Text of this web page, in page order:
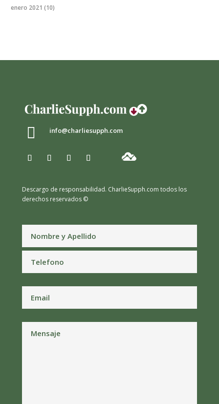
enero 2021 (10)
 info@charliesupph.com
Descargo de responsabilidad. CharlieSupph.com todos los
derechos reservados ©